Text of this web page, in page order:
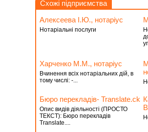
Схожі підприємства
Алексеева І.Ю., нотаріус
Нотаріальні послуги
Харченко М.М., нотаріус
Вчинення всіх нотаріальних дій, в
тому числі: -...
Бюро перекладів- Translate.ck
Опис видів діяльності (ПРОСТО
ТЕКСТ): Бюро перекладів
Translate....